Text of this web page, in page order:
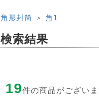
角形封筒 ＞ 角1
検索結果
19件の商品がござい